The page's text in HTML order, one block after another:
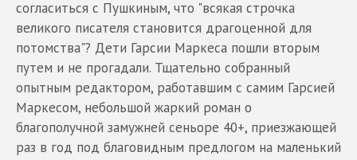
согласиться с Пушкиным, что "всякая строчка
великого писателя становится драгоценной для
потомства"? Дети Гарсии Маркеса пошли вторым
путем и не прогадали. Тщательно собранный
опытным редактором, работавшим с самим Гарсией
Маркесом, небольшой жаркий роман о
благополучной замужней сеньоре 40+, приезжающей
раз в год под благовидным предлогом на маленький